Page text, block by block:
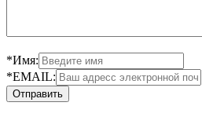
*Имя:
*EMAIL: